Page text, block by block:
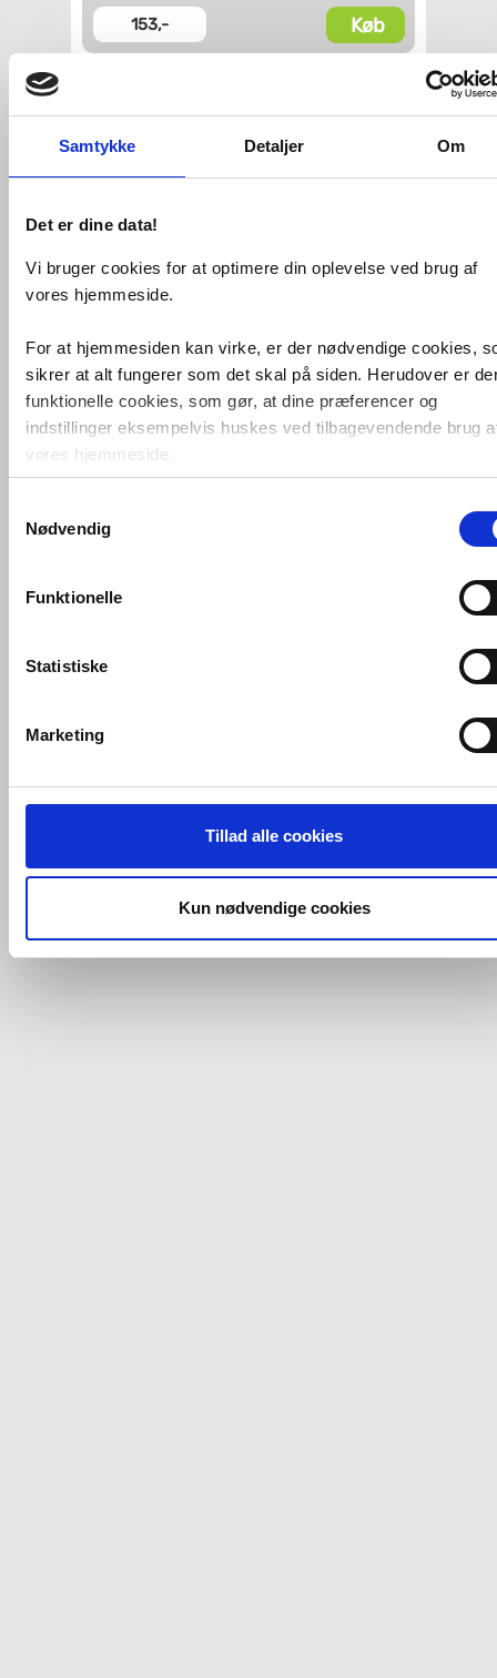
Samtykke Detaljer Om
Det er dine data!
Vi bruger cookies for at optimere din oplevelse ved brug af
vores hjemmeside.
For at hjemmesiden kan virke, er der nødvendige cookies,
sikrer at alt fungerer som det skal på siden. Herudover er
funktionelle cookies, som gør, at dine præferencer og
indstillinger eksempelvis huskes ved tilbagevendende brug
vores hjemmeside.
Foruden nødvendige og funktionelle cookies er der
cookies. Disse bruger vi bl.a. til at måle trafik, omsætning,
marketingcookies, som vi bruger til at målrette vores
markedsføring med henblik på annonceindhold, som giver
cookies. Ved at klikke 'Vis detaljer' nedenfor kan du se
tredjeparts cookies, som vores hjemmeside benytter.
Hvis du accepterer alle cookies, så giver du samtykke til de
ovenfor nævnte formål med de pågældende cookies. Du har
og fra nedenfor. Til enhver tid er det ligeledes muligt, at
dit samtykke, hvis du måtte ønske det.
Du kan se mere om, hvordan vi behandler dine
Nødvendig
Funktionelle
Statistiske
Marketing
Tillad alle cookies
Kun nødvendige cookies
153,- Køb
feltet herunder.
VVS artiklen her
VVS-Shoppen.dk ApS
Privatlivs- og cookiepolitik